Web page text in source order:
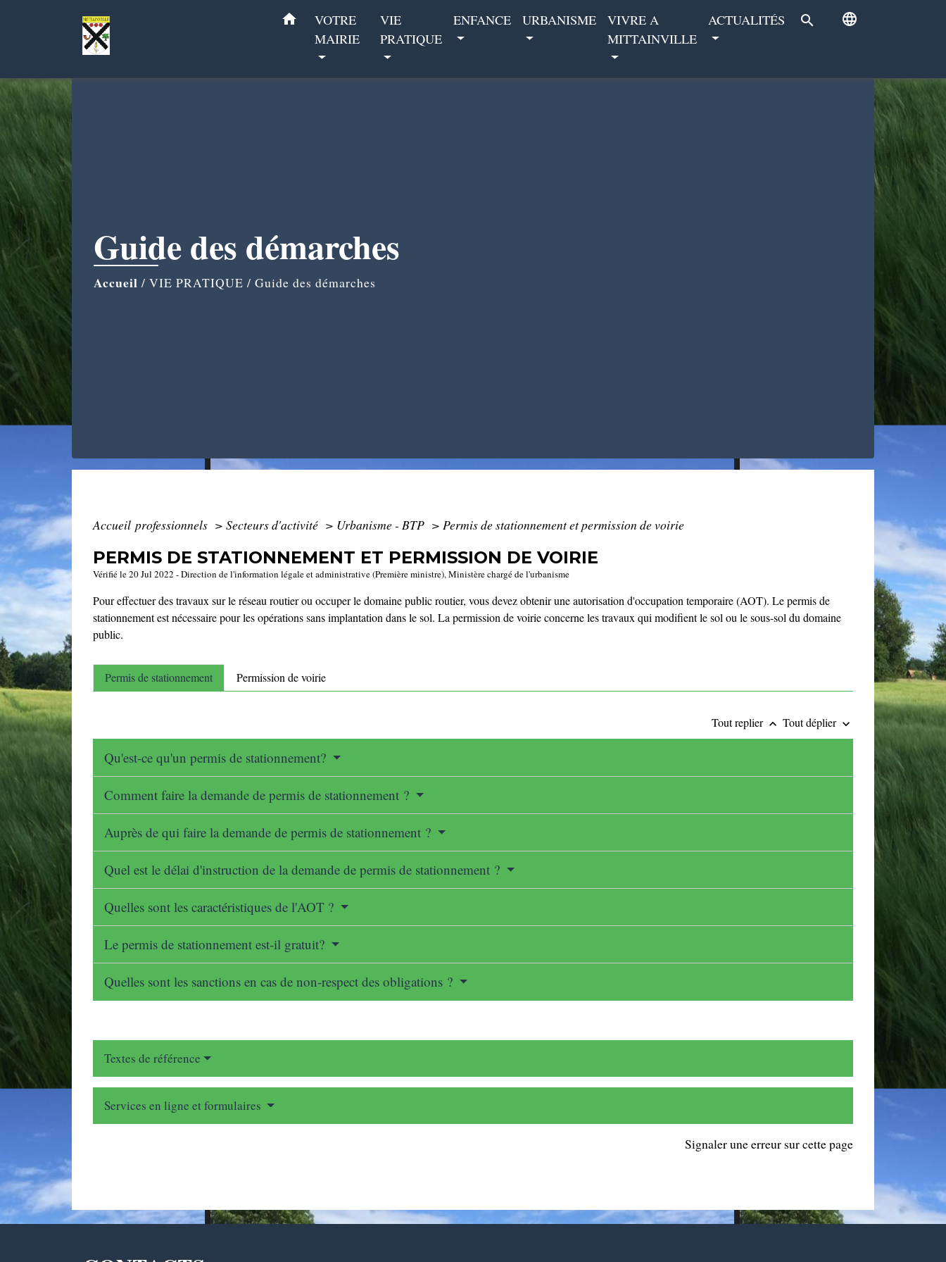
home
VOTRE
MAIRIE
VIE
PRATIQUE
ENFANCE URBANISME
VIVRE A
MITTAINVILLE
ACTUALITÉS search language
Guide des démarches
Accueil / VIE PRATIQUE / Guide des démarches
Accueil professionnels > Secteurs d'activité > Urbanisme - BTP > Permis de stationnement et permission de voirie
PERMIS DE STATIONNEMENT ET PERMISSION DE VOIRIE
Vérifié le 20 Jul 2022 - Direction de l'information légale et administrative (Première ministre), Ministère chargé de l'urbanisme
Pour effectuer des travaux sur le réseau routier ou occuper le domaine public routier, vous devez obtenir une autorisation d'occupation temporaire (AOT). Le permis de
stationnement est nécessaire pour les opérations sans implantation dans le sol. La permission de voirie concerne les travaux qui modifient le sol ou le sous-sol du domaine
public.
Permis de stationnement Permission de voirie
Tout replier keyboard_arrow_up Tout déplier keyboard_arrow_down
Qu'est-ce qu'un permis de stationnement?
Comment faire la demande de permis de stationnement ?
Auprès de qui faire la demande de permis de stationnement ?
Quel est le délai d'instruction de la demande de permis de stationnement ?
Quelles sont les caractéristiques de l'AOT ?
Le permis de stationnement est-il gratuit?
Quelles sont les sanctions en cas de non-respect des obligations ?
Textes de référence
Services en ligne et formulaires
Signaler une erreur sur cette page